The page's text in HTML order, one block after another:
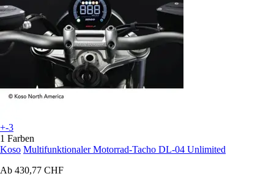
+-3
1 Farben
Koso Multifunktionaler Motorrad-Tacho DL-04 Unlimited
Ab 430,77 CHF